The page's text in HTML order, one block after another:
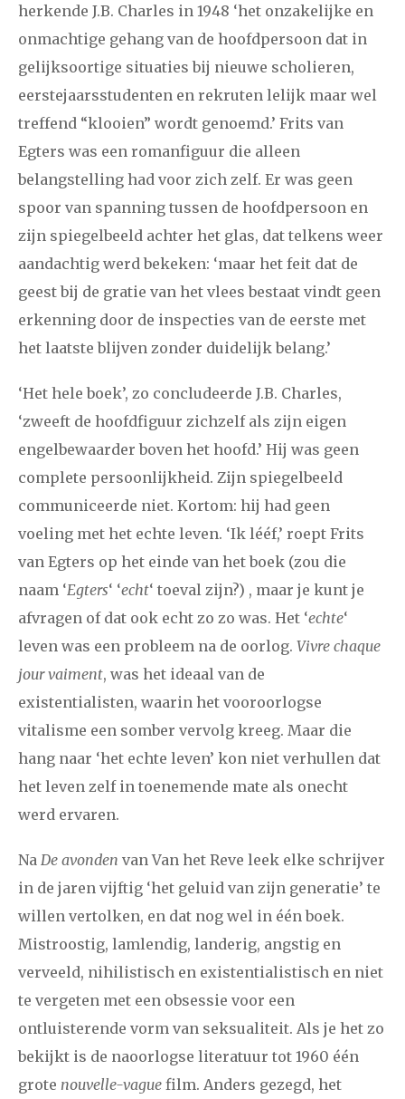
herkende J.B. Charles in 1948 ‘het onzakelijke en
onmachtige gehang van de hoofdpersoon dat in
gelijksoortige situaties bij nieuwe scholieren,
eerstejaarsstudenten en rekruten lelijk maar wel
treffend “klooien” wordt genoemd.’ Frits van
Egters was een romanfiguur die alleen
belangstelling had voor zich zelf. Er was geen
spoor van spanning tussen de hoofdpersoon en
zijn spiegelbeeld achter het glas, dat telkens weer
aandachtig werd bekeken: ‘maar het feit dat de
geest bij de gratie van het vlees bestaat vindt geen
erkenning door de inspecties van de eerste met
het laatste blijven zonder duidelijk belang.’
‘Het hele boek’, zo concludeerde J.B. Charles,
‘zweeft de hoofdfiguur zichzelf als zijn eigen
engelbewaarder boven het hoofd.’ Hij was geen
complete persoonlijkheid. Zijn spiegelbeeld
communiceerde niet. Kortom: hij had geen
voeling met het echte leven. ‘Ik lééf,’ roept Frits
van Egters op het einde van het boek (zou die
naam ‘Egters‘ ‘echt‘ toeval zijn?) , maar je kunt je
afvragen of dat ook echt zo zo was. Het ‘echte‘
leven was een probleem na de oorlog. Vivre chaque
jour vaiment, was het ideaal van de
existentialisten, waarin het vooroorlogse
vitalisme een somber vervolg kreeg. Maar die
hang naar ‘het echte leven’ kon niet verhullen dat
het leven zelf in toenemende mate als onecht
werd ervaren.
Na De avonden van Van het Reve leek elke schrijver
in de jaren vijftig ‘het geluid van zijn generatie’ te
willen vertolken, en dat nog wel in één boek.
Mistroostig, lamlendig, landerig, angstig en
verveeld, nihilistisch en existentialistisch en niet
te vergeten met een obsessie voor een
ontluisterende vorm van seksualiteit. Als je het zo
bekijkt is de naoorlogse literatuur tot 1960 één
grote nouvelle-vague film. Anders gezegd, het